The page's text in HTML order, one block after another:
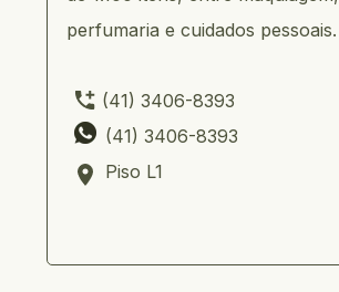
perfumaria e cuidados pessoais.
(41) 3406-8393
       (41) 3406-8393
       Piso L1